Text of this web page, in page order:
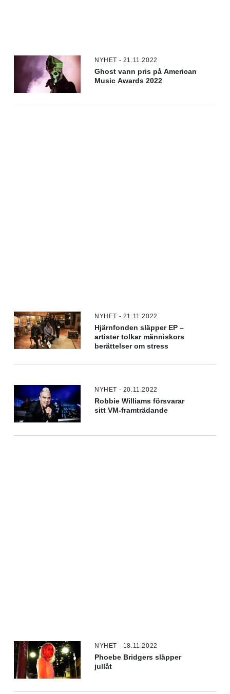
NYHET - 21.11.2022
Ghost vann pris på American
Music Awards 2022
NYHET - 21.11.2022
Hjärnfonden släpper EP –
artister tolkar människors
berättelser om stress
NYHET - 20.11.2022
Robbie Williams försvarar
sitt VM-framträdande
NYHET - 18.11.2022
Phoebe Bridgers släpper
jullåt